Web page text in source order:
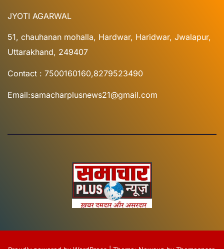
JYOTI AGARWAL
51, chauhanan mohalla, Hardwar, Haridwar, Jwalapur,
Uttarakhand, 249407
Contact : 7500160160,8279523490
Email:samacharplusnews21@gmail.com